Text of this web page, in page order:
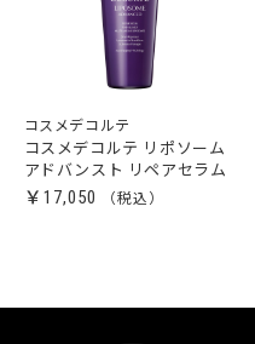
コスメデコルテ
コスメデコルテ リポソーム
アドバンスト リペアセラム
￥17,050